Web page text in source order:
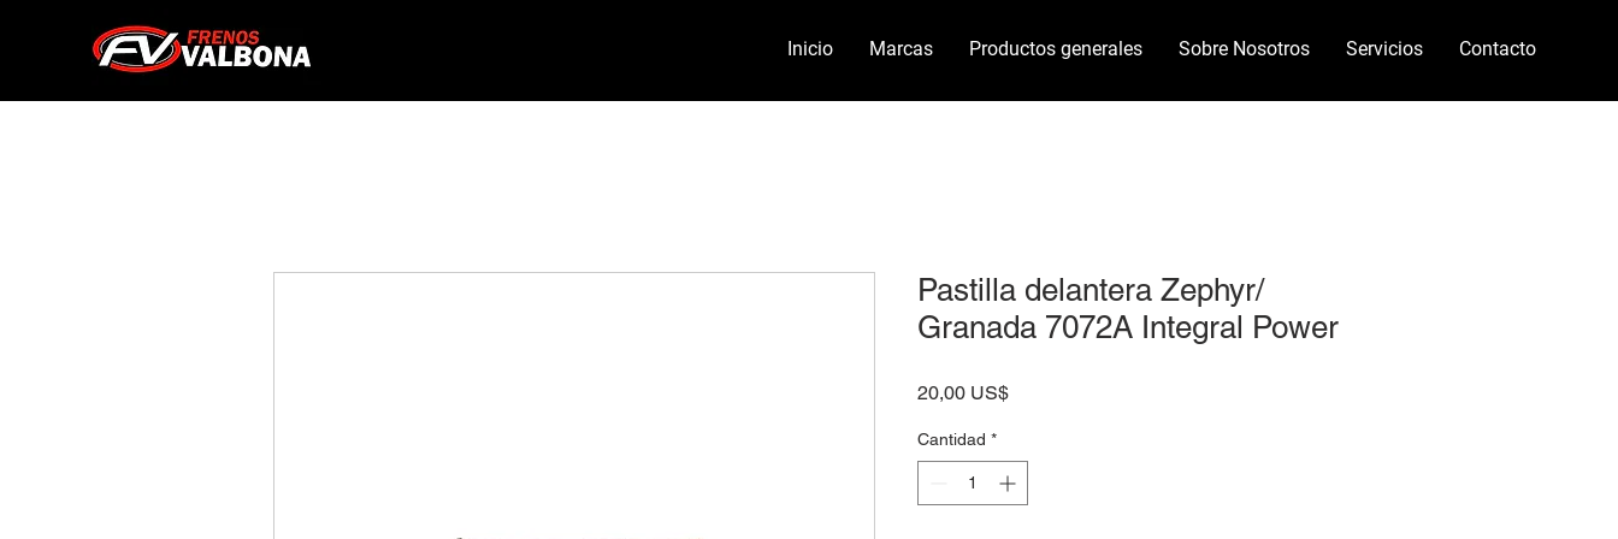
Inicio Marcas Productos generales Sobre Nosotros Servicios Contacto
Pastilla delantera Zephyr/
Granada 7072A Integral Power
20,00 US$Precio
Cantidad *